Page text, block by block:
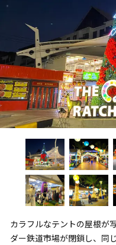
カラフルなテントの屋根が
ダー鉄道市場が閉鎖し、同